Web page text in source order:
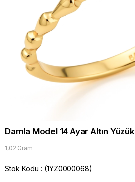
Damla Model 14 Ayar Altın Yüzük
1,02 Gram
Stok Kodu (1YZ0000068)